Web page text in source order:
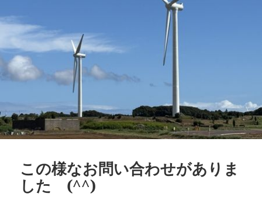
この様なお問い合わせがありま
した (^^)